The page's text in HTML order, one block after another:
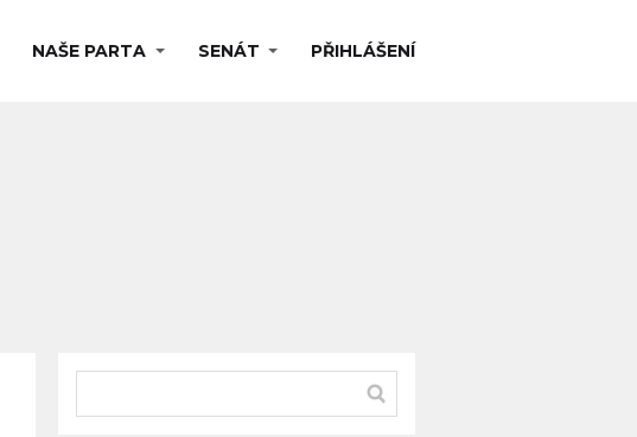
NAŠE PARTA SENÁT PŘIHLÁŠENÍ